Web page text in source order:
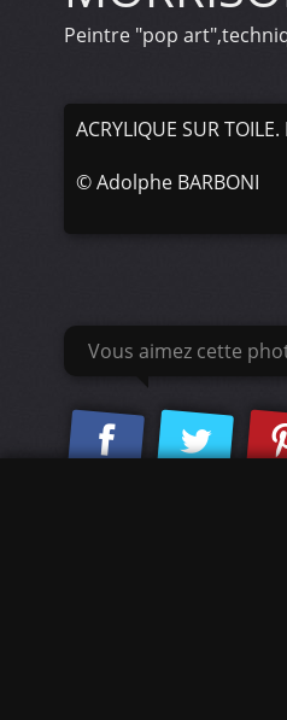
Peintre "pop
ACRYLIQUE SUR
©Adolphe BARBONI
Vous aimez cette